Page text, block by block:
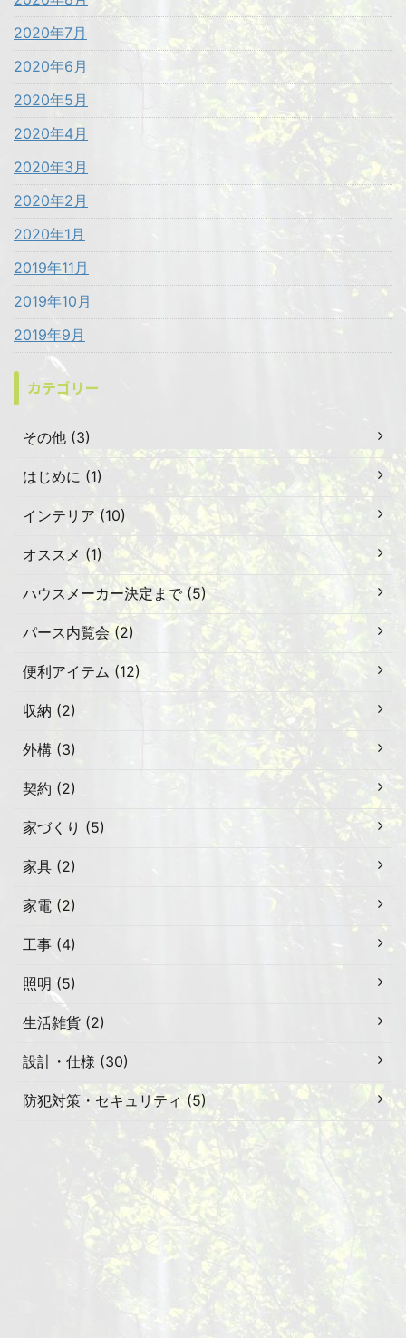
2020年7月
2020年6月
2020年5月
2020年4月
2020年3月
2020年2月
2020年1月
2019年11月
2019年10月
2019年9月
カテゴリー
その他 (3)
はじめに (1)
インテリア (10)
オススメ (1)
ハウスメーカー決定まで (5)
パース内覧会 (2)
便利アイテム (12)
収納 (2)
外構 (3)
契約 (2)
家づくり (5)
家具 (2)
家電 (2)
工事 (4)
照明 (5)
生活雑貨 (2)
設計・仕様 (30)
防犯対策・セキュリティ (5)